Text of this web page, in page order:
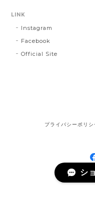
LINK
Instagram
Facebook
Official Site
プライバシーポリシ
シ